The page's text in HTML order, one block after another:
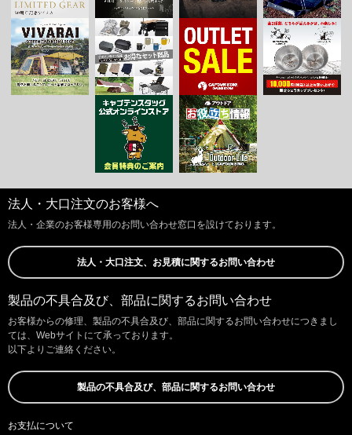
法人・大口注文のお客様へ
法人・企業のお客様専用のお問い合わせ窓口を設けております。
法人・大口注文、お見積に関するお問い合わせ
製品の不具合及び、部品に関するお問い合わせ
お客様からの修理、製品の不具合及び、部品に関するお問い合わせにつきまし
ては、Webサイトにて承っております。
以下よりご連絡ください。
製品の不具合及び、部品に関するお問い合わせ
お支払について